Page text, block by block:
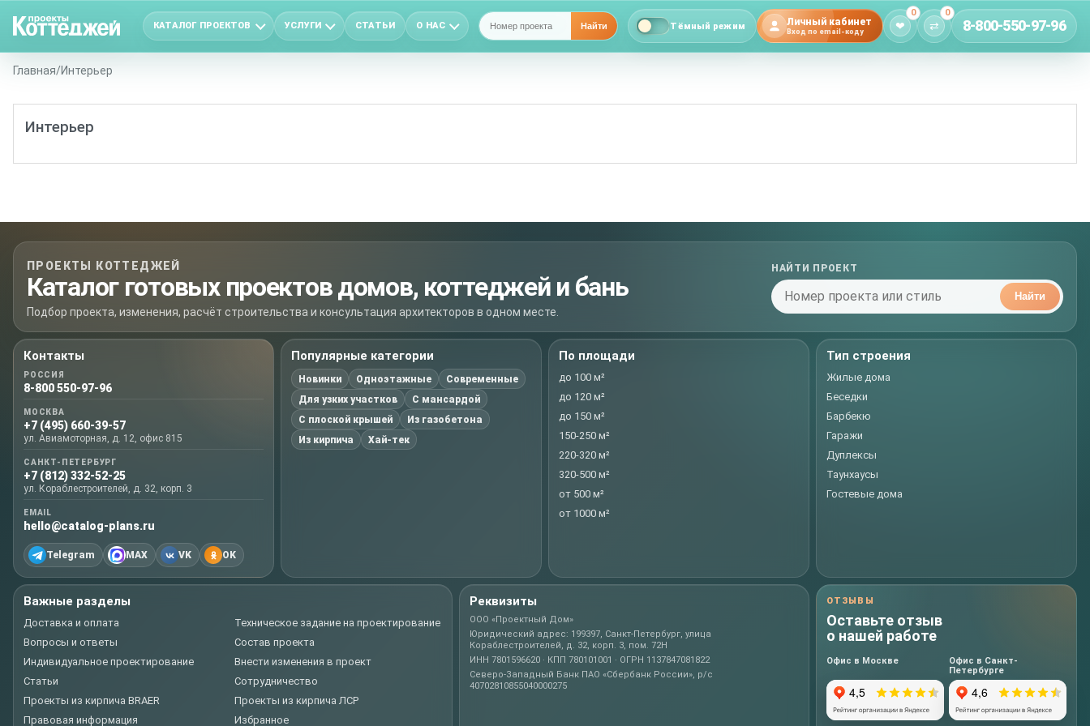
КАТАЛОГ ПРОЕКТОВ УСЛУГИ СТАТЬИ О НАС Найти Тёмный режим Личный кабинет
Вход по email-коду ❤
0
⇄
0
8-800-550-97-96
Главная/Интерьер
Интерьер
ПРОЕКТЫ КОТТЕДЖЕЙ
Каталог готовых проектов домов, коттеджей и бань
Подбор проекта, изменения, расчёт строительства и консультация архитекторов в одном месте.
НАЙТИ ПРОЕКТ
Найти
Контакты
РОССИЯ
8-800 550-97-96
МОСКВА
+7 (495) 660-39-57
ул. Авиамоторная, д. 12, офис 815
САНКТ-ПЕТЕРБУРГ
+7 (812) 332-52-25
ул. Кораблестроителей, д. 32, корп. 3
EMAIL
hello@catalog-plans.ru
Telegram MAX VK OK
Популярные категории
Новинки Одноэтажные
Современные
Для узких участков
С мансардой
С плоской крышей
Из газобетона
Из кирпича
Хай-тек
По площади
до 100 м²
до 120 м²
до 150 м²
150-250 м²
220-320 м²
320-500 м²
от 500 м²
от 1000 м²
Тип строения
Жилые дома
Беседки
Барбекю
Гаражи
Дуплексы
Таунхаусы
Гостевые дома
Важные разделы
Доставка и оплата
Техническое задание на проектирование
Вопросы и ответы
Состав проекта
Индивидуальное проектирование
Внести изменения в проект
Статьи
Сотрудничество
Проекты из кирпича BRAER
Проекты из кирпича ЛСР
Правовая информация
Избранное
Реквизиты
ООО «Проектный Дом»
Юридический адрес: 199397, Санкт-Петербург, улица
Кораблестроителей, д. 32, корп. 3, пом. 72Н
ИНН 7801596620 · КПП 780101001 · ОГРН 1137847081822
Северо-Западный Банк ПАО «Сбербанк России», р/с
40702810855040000275
ОТЗЫВЫ
Оставьте отзыв
о нашей работе
Офис в Москве
Офис в Санкт-
Петербурге